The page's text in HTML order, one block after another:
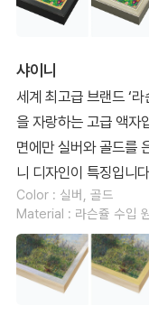
샤이니
세계 최고급 브랜드 ‘
을 자랑하는 고급 액자
면에만 실버와 골드를
니 디자인이 특징입니
Color : 실버, 골드
Material : 라슨쥴 수입